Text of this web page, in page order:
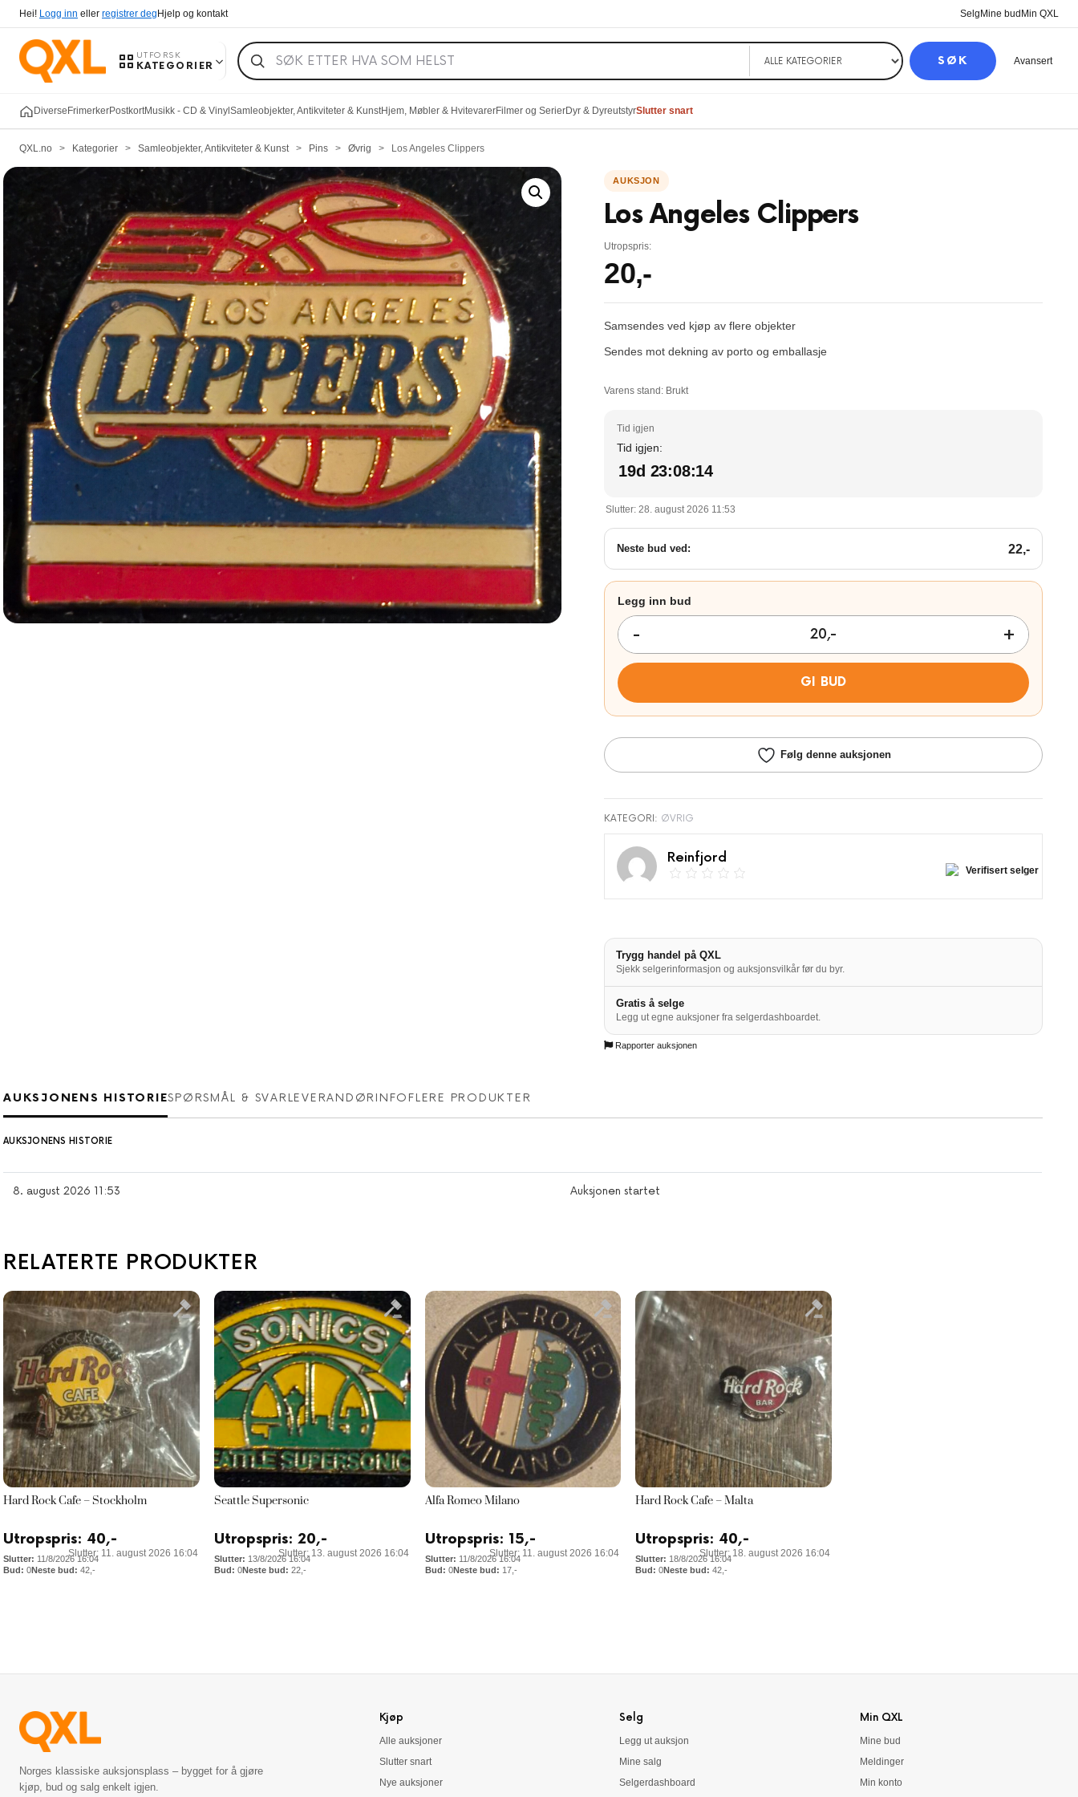
Hei! Logg inn eller registrer degHjelp og kontakt SelgMine budMin QXL
UTFORSK
KATEGORIER SØK Avansert
Diverse FrimerkerPostkortMusikk - CD & Vinyl Samleobjekter, Antikviteter & KunstHjem, Møbler & HvitevarerFilmer og SerierDyr & DyreutstyrSlutter snart
QXL.no > Kategorier > Samleobjekter, Antikviteter & Kunst > Pins > Øvrig > Los Angeles Clippers
Los Angeles Clippers
Utropspris:
20,-
Samsendes ved kjøp av flere objekter
Sendes mot dekning av porto og emballasje
Varens stand: Brukt
Tid igjen:
19d 23:08:13
Slutter: 28. august 2026 11:53
Neste bud ved: 22,-
GI BUD
Følg denne auksjonen
KATEGORI: ØVRIG
Reinfjord
Verifisert selger
Trygg handel på QXL
Sjekk selgerinformasjon og auksjonsvilkår før du byr.
Gratis å selge
Legg ut egne auksjoner fra selgerdashboardet.
Rapporter auksjonen
AUKSJONENS HISTORIESPØRSMÅL & SVARLEVERANDØRINFO FLERE PRODUKTER
AUKSJONENS HISTORIE
8. august 2026 11:53 Auksjonen startet
RELATERTE PRODUKTER
Slutter: 11. august 2026 16:04
Hard Rock Cafe – Stockholm
Utropspris: 40,-
11/8/2026 16:04
0
42 ,-
Slutter: 13. august 2026 16:04
Seattle Supersonic
Utropspris: 20,-
13/8/2026 16:04
0
22,-
Slutter: 11. august 2026 16:04
Alfa Romeo Milano
Utropspris: 15,-
11/8/2026 16:04
0
17,-
Slutter: 18. august 2026 16:04
Hard Rock Cafe – Malta
Utropspris: 40,-
18/8/2026 16:04
0
42 ,-
Norges klassiske auksjonsplass – bygget for å gjøre
kjøp, bud og salg enkelt igjen.
Kjøp
Alle auksjoner
Slutter snart
Nye auksjoner
Selg
Legg ut auksjon
Mine salg
Selgerdashboard
Min QXL
Mine bud
Meldinger
Min konto